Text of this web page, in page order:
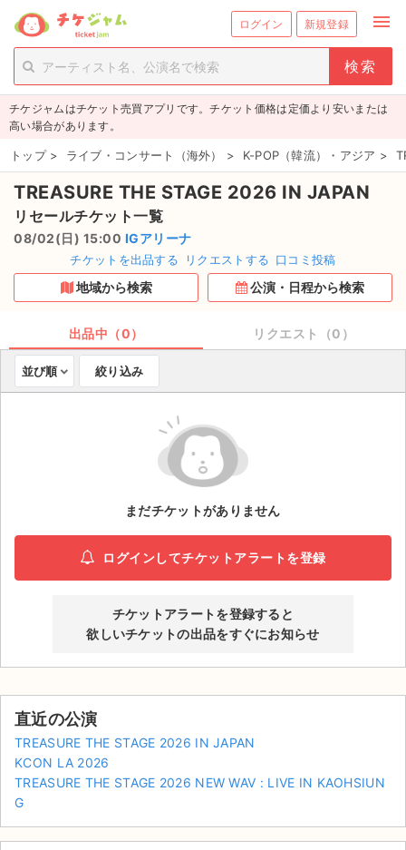
ログイン 新規登録 menu
person_add 新規会員登録
チケットを探す
新着チケット
値下げしたチケット
都道府県からチケットを探す
もうすぐ開催のチケット
取扱チケット
ライブ・コンサート（海外）
演劇・ミュージカル
AIに質問する
よくある質問
お知らせ
チケジャムはチケット売買アプリです。チケット価格は定価より安いまたは
高い場合があります。
トップ > ライブ・コンサート（海外） > K-POP（韓流）・アジア >
TREASURE THE STAGE 2026 IN JAPAN
リセールチケット一覧
08/02(日) 15:00 IGアリーナ
チケットを出品する リクエストする 口コミ投稿
地域から検索 公演・日程から検索
出品中（0） リクエスト（0）
並び順 絞り込み
まだチケットがありません
ログインしてチケットアラートを登録
チケットアラートを登録すると
欲しいチケットの出品をすぐにお知らせ
直近の公演
TREASURE THE STAGE 2026 IN JAPAN
KCON LA 2026
TREASURE THE STAGE 2026 NEW WAV : LIVE IN KAOHSIUN
G